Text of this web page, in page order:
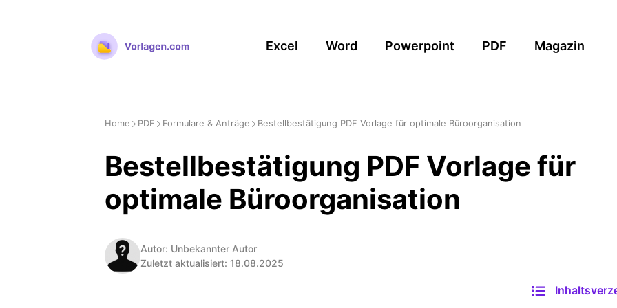
Excel Word Powerpoint PDF Magazin
Home PDF Formulare & Anträge Bestellbestätigung PDF Vorlage für optimale Büroorganisation
Bestellbestätigung PDF Vorlage für
optimale Büroorganisation
Autor: Unbekannter Autor
Zuletzt aktualisiert: 18.08.2025